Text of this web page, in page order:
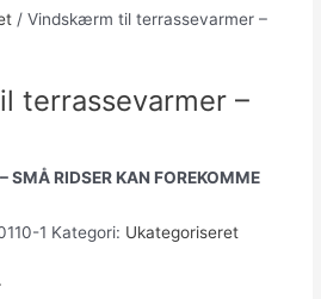
/ Vindskærm til terrassevarmer –
terrassevarmer –
SMÅ RIDSER KAN FOREKOMME
1 Kategori: Ukategoriseret